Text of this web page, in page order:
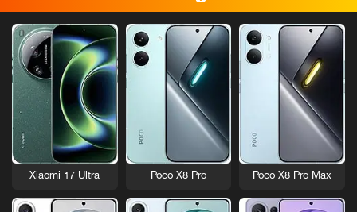
Poco X8 Pro Max
Poco X8 Pro
Xiaomi 17 Ultra